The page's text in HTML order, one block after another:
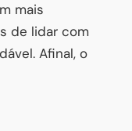
mais
de lidar com
Afinal, o